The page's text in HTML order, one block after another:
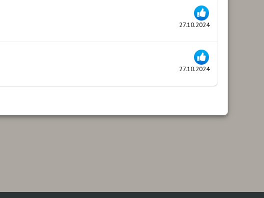
27.10.2024
27.10.2024